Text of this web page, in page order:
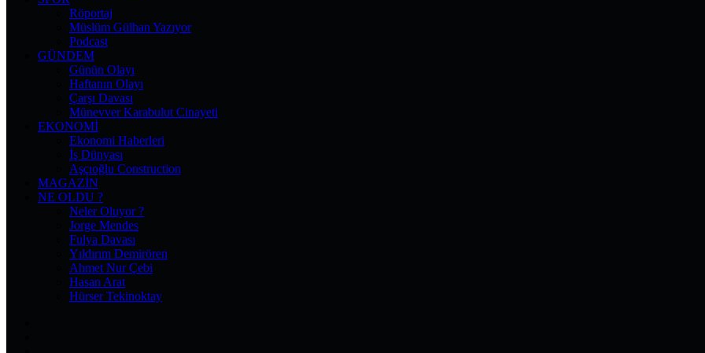
Röportaj
Müslüm Gülhan Yazıyor
Podcast
GÜNDEM
Günün Olayı
Haftanın Olayı
Çarşı Davası
Münevver Karabulut Cinayeti
EKONOMI
Ekonomi Haberleri
İş Dünyası
Aşçıoğlu Construction
MAGAZIN
NE OLDU ?
Neler Oluyor ?
Jorge Mendes
Fulya Davası
Yıldırım Demirören
Ahmet Nur Çebi
Hasan Arat
Hürser Tekinoktay